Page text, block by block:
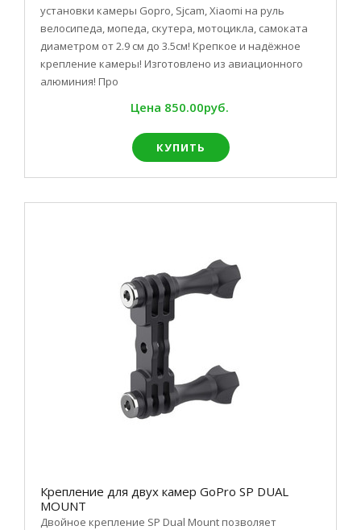
установки камеры Gopro, Sjcam, Xiaomi на руль
велосипеда, мопеда, скутера, мотоцикла, самоката
диаметром от 2.9 см до 3.5см! Крепкое и надёжное
крепление камеры! Изготовлено из авиационного
алюминия! Про
Цена 850.00руб.
КУПИТЬ
Крепление для двух камер GoPro SP DUAL
MOUNT
Двойное крепление SP Dual Mount позволяет